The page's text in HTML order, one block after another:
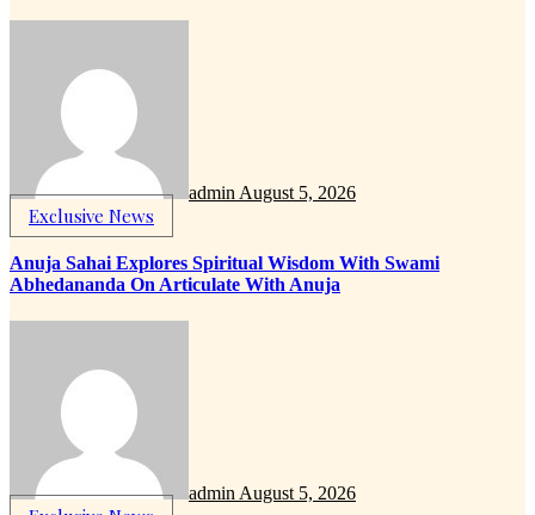
admin August 5, 2026
Exclusive News
Anuja Sahai Explores Spiritual Wisdom With Swami
Abhedananda On Articulate With Anuja
admin August 5, 2026